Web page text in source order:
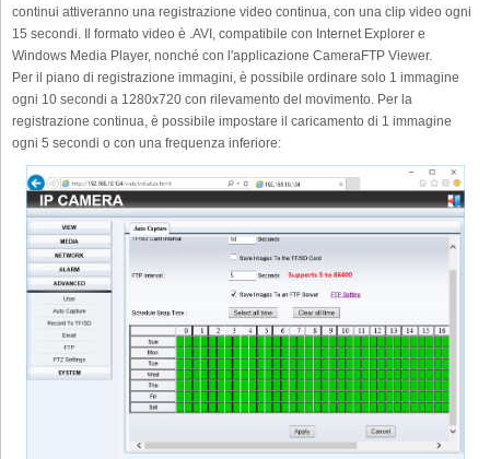
continui attiveranno una registrazione video continua, con una clip video ogni
15 secondi. Il formato video è .AVI, compatibile con Internet Explorer e
Windows Media Player, nonché con l'applicazione CameraFTP Viewer.
Per il piano di registrazione immagini, è possibile ordinare solo 1 immagine
ogni 10 secondi a 1280x720 con rilevamento del movimento. Per la
registrazione continua, è possibile impostare il caricamento di 1 immagine
ogni 5 secondi o con una frequenza inferiore: